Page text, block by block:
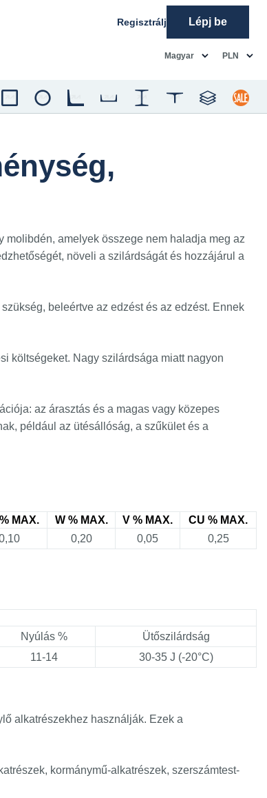
Regisztrálj Lépj be
Magyar PLN
molibdén, amelyek összege nem haladja meg az
növeli a szilárdságát és hozzájárul a
beleértve az edzést és az edzést. Ennek
költségeket. Nagy szilárdsága miatt nagyon
az árasztás és a magas vagy közepes
például az ütésállóság, a szűkület és a
MAX. W % MAX. V % MAX.
CU % MAX.
0,20 0,05 0,25
Nyúlás %
Ütőszilárdság
11-14 30-35 J (-20°C)
alkatrészekhez használják. Ezek a
kormánymű-alkatrészek, szerszámtest-